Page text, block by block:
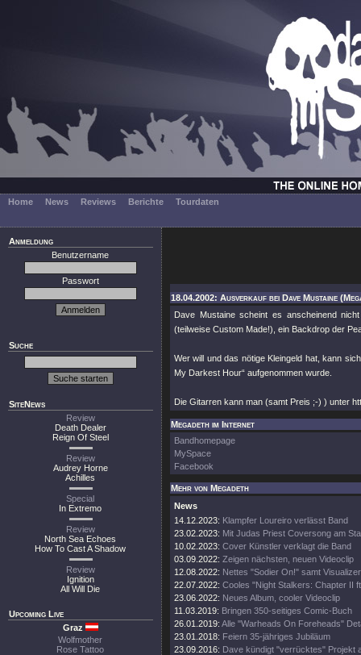
Home News Reviews Berichte Tourdaten
Anmeldung
Benutzername
Passwort
Suche
SiteNews
Review
Death Dealer
Reign Of Steel
Review
Audrey Horne
Achilles
Special
In Extremo
Review
North Sea Echoes
How To Cast A Shadow
Review
Ignition
All Will Die
Upcoming Live
Graz
Wolfmother
Rose Tattoo
18.04.2002: Ausverkauf bei Dave Mustaine
Dave Mustaine scheint es anscheinend
(teilweise Custom Made!), ein Backdrop der
Wer will und das nötige Kleingeld hat, kann
My Darkest Hour“ aufgenommen wurde.
Die Gitarren kann man (samt Preis ;-) ) unter
Megadeth im Internet
Bandhomepage
MySpace
Facebook
Mehr von Megadeth
News
14.12.2023: Klampfer Loureiro verlässt Band
23.02.2023: Mit Judas Priest Coversong am
10.02.2023: Cover Künstler verklagt die Band
03.09.2022: Zeigen nächsten, neuen Videoclip
12.08.2022: Nettes "Sodier On!" samt Visualizer
22.07.2022: Cooles "Night Stalkers: Chapter II
23.06.2022: Neues Album, cooler Videoclip
11.03.2019: Bringen 350-seitiges Comic-Buch
26.01.2019: Alle "Warheads On Foreheads"
23.01.2018: Feiern 35-jähriges Jubiläum
23.09.2016: Dave kündigt "verrücktes" Projekt